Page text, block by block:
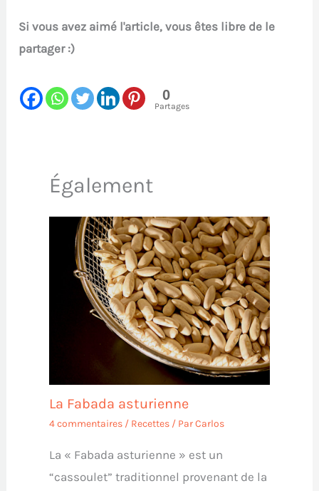
Si vous avez aimé l'article, vous êtes libre de le
partager :)
0
Partages
Également
La Fabada asturienne
4 commentaires / Recettes/ ParCarlos
La « Fabada asturienne » est un
“cassoulet” traditionnel provenant de la